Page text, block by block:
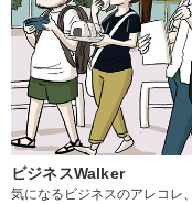
ビジネスWalker
気になるビジネスのアレコレ